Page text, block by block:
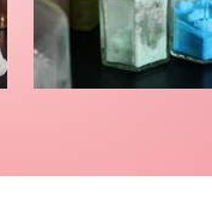
teinture